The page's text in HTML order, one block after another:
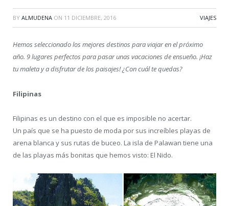
BY ALMUDENA ON 11 DICIEMBRE, 2016 VIAJES
Hemos seleccionado los mejores destinos para viajar en el próximo
año. 9 lugares perfectos para pasar unas vacaciones de ensueño. ¡Haz
tu maleta y a disfrutar de los paisajes! ¿Con cuál te quedas?
Filipinas
Filipinas es un destino con el que es imposible no acertar.
Un país que se ha puesto de moda por sus increíbles playas de
arena blanca y sus rutas de buceo. La isla de Palawan tiene una
de las playas más bonitas que hemos visto: El Nido.